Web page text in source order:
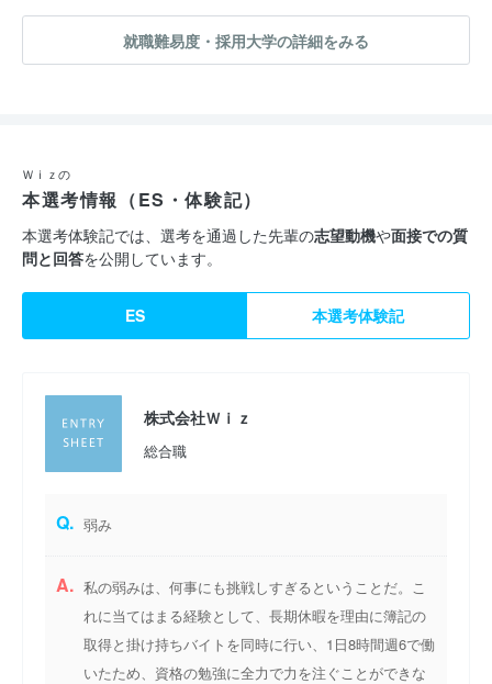
就職難易度・採用大学の詳細をみる
Ｗｉｚの
本選考情報（ES・体験記）
本選考体験記では、選考を通過した先輩の志望動機や面接での質
問と回答を公開しています。
ES 本選考体験記
株式会社Ｗｉｚ
総合職
Q. 弱み
A. 私の弱みは、何事にも挑戦しすぎるということだ。こ
れに当てはまる経験として、長期休暇を理由に簿記の
取得と掛け持ちバイトを同時に行い、1日8時間週6で働
いたため、資格の勉強に全力で力を注ぐことができな